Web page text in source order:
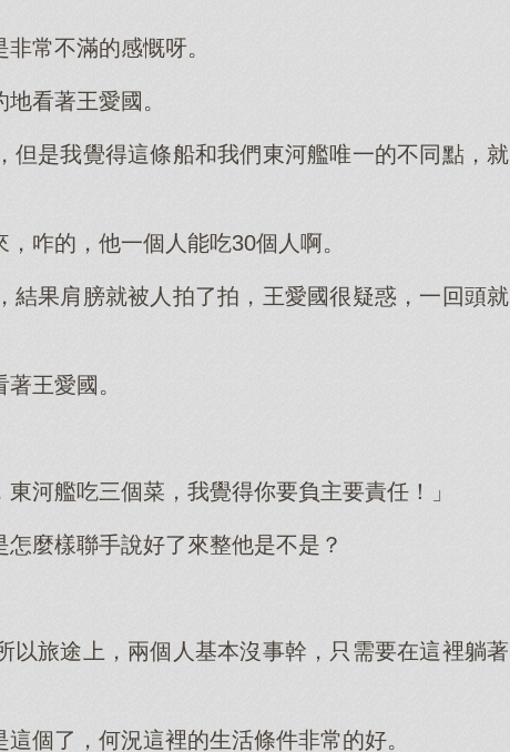
常不滿的感慨呀。
看著王愛國。
但是我覺得這條船和我們東河艦唯一的不同點，就
咋的，他一個人能吃30個人啊。
結果肩膀就被人拍了拍，王愛國很疑惑，一回頭就
王愛國。
河艦吃三個菜，我覺得你要負主要責任！」
麼樣聯手說好了來整他是不是？
以旅途上，兩個人基本沒事幹，只需要在這裡躺著
個了，何況這裡的生活條件非常的好。